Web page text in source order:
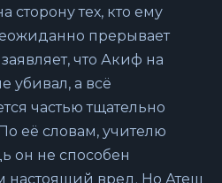
сторону тех, кто ему
прерывает
что Акиф на
убивал, а всё
частью тщательно
её словам, учителю
он не способен
настоящий вред. Но Атеш